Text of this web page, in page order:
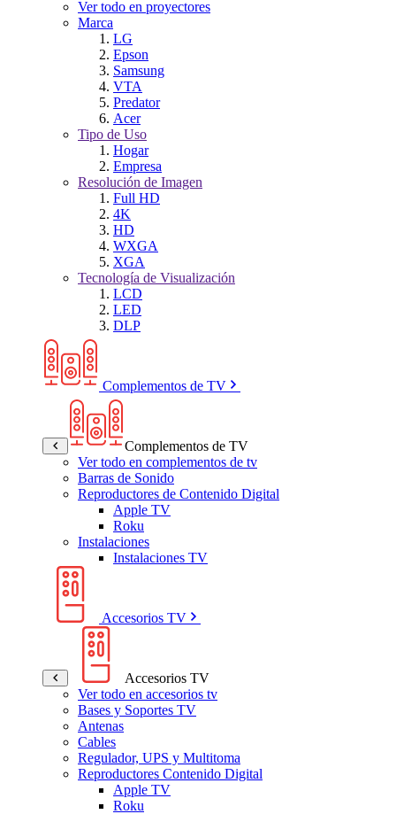
Ver todo en proyectores
Marca
LG
Epson
Samsung
VTA
Predator
Acer
Tipo de Uso
Hogar
Empresa
Resolución de Imagen
Full HD
4K
HD
WXGA
XGA
Tecnología de Visualización
LCD
LED
DLP
Complementos de TV
Complementos de TV
Ver todo en complementos de tv
Barras de Sonido
Reproductores de Contenido Digital
Apple TV
Roku
Instalaciones
Instalaciones TV
Accesorios TV
Accesorios TV
Ver todo en accesorios tv
Bases y Soportes TV
Antenas
Cables
Regulador, UPS y Multitoma
Reproductores Contenido Digital
Apple TV
Roku